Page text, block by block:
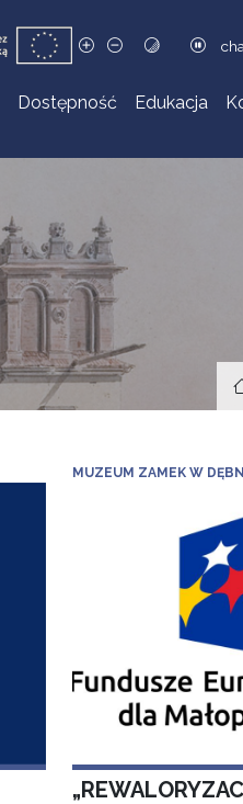
Dostępność Edukacja
MUZEUM ZAMEK W